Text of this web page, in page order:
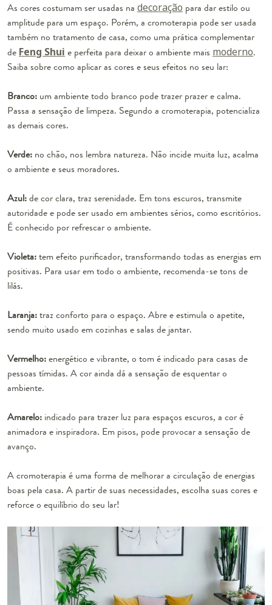
As cores costumam ser usadas na decoração para dar estilo ou
amplitude para um espaço. Porém, a cromoterapia pode ser usada
também no tratamento de casa, como uma prática complementar
de Feng Shui e perfeita para deixar o ambiente mais moderno.
Saiba sobre como aplicar as cores e seus efeitos no seu lar:
Branco: um ambiente todo branco pode trazer prazer e calma.
Passa a sensação de limpeza. Segundo a cromoterapia, potencializa
as demais cores.
Verde: no chão, nos lembra natureza. Não incide muita luz, acalma
o ambiente e seus moradores.
Azul:de cor clara, traz serenidade. Em tons escuros, transmite
autoridade e pode ser usado em ambientes sérios, como escritórios.
É conhecido por refrescar o ambiente.
Violeta:tem efeito purificador, transformando todas as energias em
positivas. Para usar em todo o ambiente, recomenda-se tons de
lilás.
Laranja:traz conforto para o espaço. Abre e estimula o apetite,
sendo muito usado em cozinhas e salas de jantar.
Vermelho:energético e vibrante, o tom é indicado para casas de
pessoas tímidas. A cor ainda dá a sensação de esquentar o
ambiente.
Amarelo: indicado para trazer luz para espaços escuros, a cor é
animadora e inspiradora. Em pisos, pode provocar a sensação de
avanço.
A cromoterapia é uma forma de melhorar a circulação de energias
boas pela casa. A partir de suas necessidades, escolha suas cores e
reforce o equilíbrio do seu lar!